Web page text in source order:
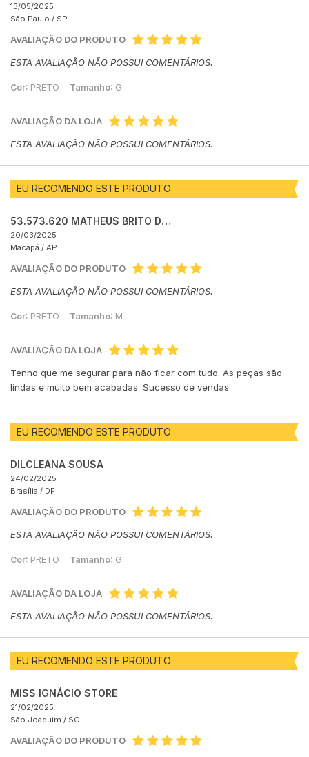
13/05/2025
São Paulo / SP
AVALIAÇÃO DO PRODUTO
ESTA AVALIAÇÃO NÃO POSSUI COMENTÁRIOS.
Cor: PRETO Tamanho: G
AVALIAÇÃO DA LOJA
ESTA AVALIAÇÃO NÃO POSSUI COMENTÁRIOS.
EU RECOMENDO ESTE PRODUTO
53.573.620 MATHEUS BRITO DE MONT ALVERNE
20/03/2025
Macapá / AP
AVALIAÇÃO DO PRODUTO
ESTA AVALIAÇÃO NÃO POSSUI COMENTÁRIOS.
Cor: PRETO Tamanho: M
AVALIAÇÃO DA LOJA
Tenho que me segurar para não ficar com tudo. As peças são
lindas e muito bem acabadas. Sucesso de vendas
EU RECOMENDO ESTE PRODUTO
DILCLEANA SOUSA
24/02/2025
Brasília / DF
AVALIAÇÃO DO PRODUTO
ESTA AVALIAÇÃO NÃO POSSUI COMENTÁRIOS.
Cor: PRETO Tamanho: G
AVALIAÇÃO DA LOJA
ESTA AVALIAÇÃO NÃO POSSUI COMENTÁRIOS.
EU RECOMENDO ESTE PRODUTO
MISS IGNÁCIO STORE
21/02/2025
São Joaquim / SC
AVALIAÇÃO DO PRODUTO